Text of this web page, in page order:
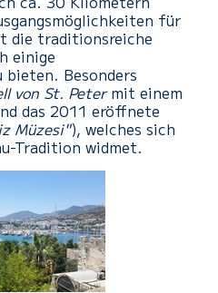
für
die traditionsreiche
einige
bieten. Besonders
von St. Petermit einem
das 2011 eröffnete
Müzesi"), welches sich
Tradition widmet.